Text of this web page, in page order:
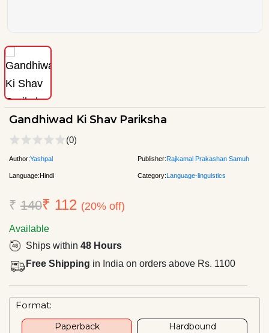
Gandhiwad Ki Shav Pariksha
(0)
Author:Yashpal Publisher:Rajkamal Prakashan Samuh
Language:Hindi Category:Language-linguistics
₹ 140₹ 112 (20% off)
Available
Ships within 48 Hours
Free Shipping in India on orders above Rs. 1100
Format:
Paperback Hardbound